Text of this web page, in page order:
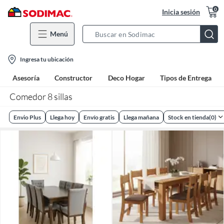
Inicia sesión 0
Menú
Bar
location-
icon
Ingresa tu ubicación
Asesoría Constructor Deco Hogar Tipos de Entrega
Comedor 8 sillas
Envio Plus Llega hoy Envío gratis Llega mañana Stock en tienda(0)